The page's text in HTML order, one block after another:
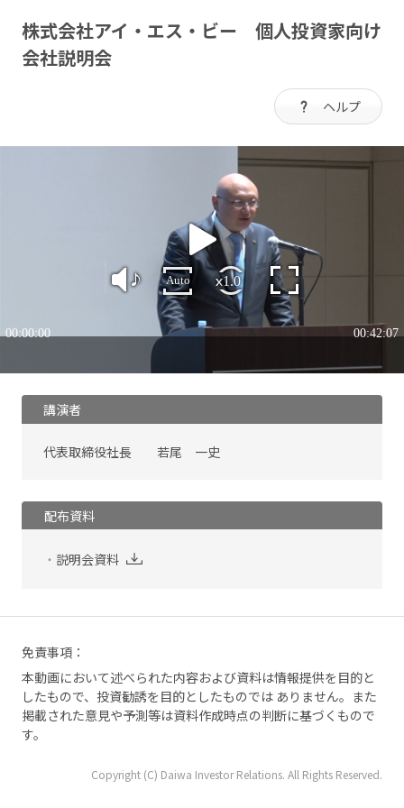
株式会社アイ・エス・ビー 個人投資家向け
会社説明会
ヘルプ
講演者
代表取締役社長 若尾 一史
配布資料
説明会資料
免責事項：
本動画において述べられた内容および資料は情報提供を目的と
したもので、投資勧誘を目的としたものでは ありません。また
掲載された意見や予測等は資料作成時点の判断に基づくもので
す。
Copyright (C) Daiwa Investor Relations. All Rights Reserved.